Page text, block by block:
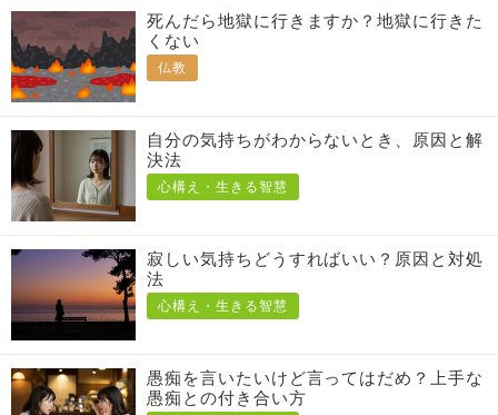
死んだら地獄に行きますか？地獄に行きた
くない
仏教
自分の気持ちがわからないとき、原因と解
決法
心構え・生きる智慧
寂しい気持ちどうすればいい？原因と対処
法
心構え・生きる智慧
愚痴を言いたいけど言ってはだめ？上手な
愚痴との付き合い方